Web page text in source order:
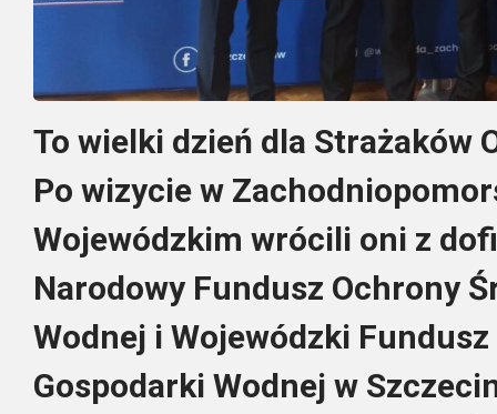
To wielki dzień dla Strażaków
Po wizycie w
Wojewódzkim wrócili oni z
Narodowy Fundusz Ochrony
Wodnej i Wojewódzki
Gospodarki Wodnej w